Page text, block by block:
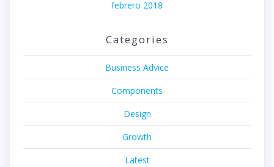
febrero 2018
Categories
Business Advice
Components
Design
Growth
Latest